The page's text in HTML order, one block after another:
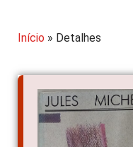
Início » Detalhes